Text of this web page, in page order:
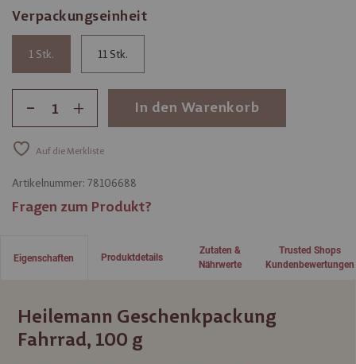
Verpackungseinheit
1 11
- + In den Warenkorb
Auf die Merkliste
Artikelnummer: 78106688
Fragen zum Produkt?
Eigenschaften
Heilemann Geschenkpackung
Fahrrad, 100 g
Produktdetails
Zutaten &
Nährwerte
Trusted Shops
Kundenbewertungen